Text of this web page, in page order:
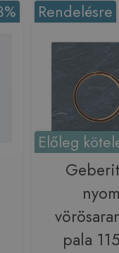
Rendelésre
Előleg
pala